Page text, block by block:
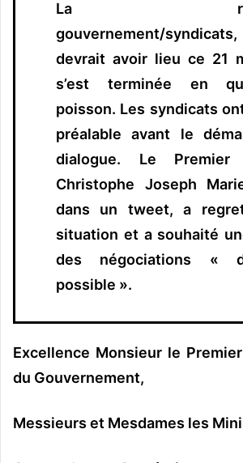
La
gouvernement/
devrait avoir lieu ce 21
s’est terminée en
poisson. Les syndicats
préalable avant le
dialogue. Le Premier
Christophe Joseph
dans un tweet, a
situation et a souhaité
des négociations «
possible ».
Excellence Monsieur le
du Gouvernement,
Messieurs et Mesdames les